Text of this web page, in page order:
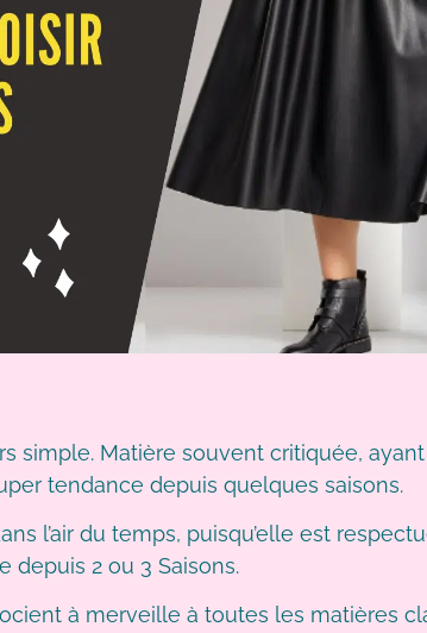
simple. Matière souvent critiquée,
tendance depuis quelques saisons.
l’air du temps, puisqu’elle est
depuis 2 ou 3 Saisons.
à merveille à toutes les matières